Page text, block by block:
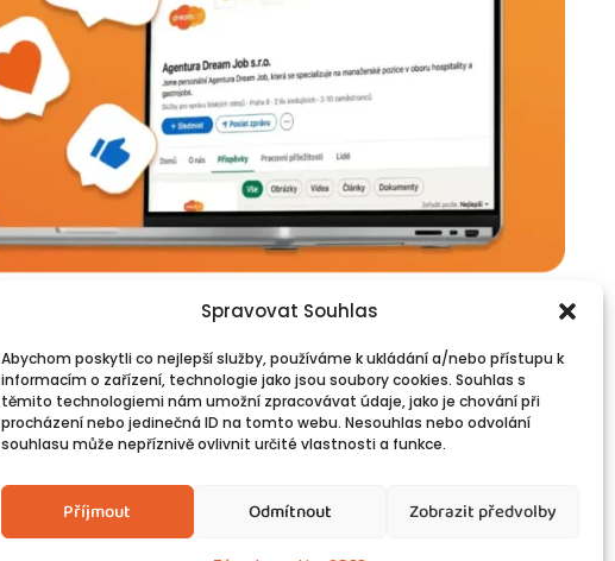
Spravovat Souhlas
Abychom poskytli co nejlepší služby, používáme k ukládání a/nebo přístupu k
informacím o zařízení, technologie jako jsou soubory cookies. Souhlas s
těmito technologiemi nám umožní zpracovávat údaje, jako je chování při
procházení nebo jedinečná ID na tomto webu. Nesouhlas nebo odvolání
souhlasu může nepříznivě ovlivnit určité vlastnosti a funkce.
Příjmout Odmítnout Zobrazit předvolby
Povinné informace
GDPR
Cookies
Spojte se s námi!
Kontakty